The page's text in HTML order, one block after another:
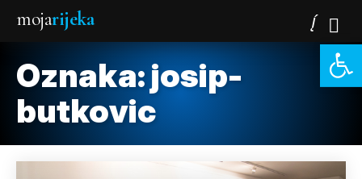
mojarijeka
Oznaka:josip-
butkovic